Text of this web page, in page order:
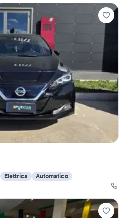
Elettrica
Automatico